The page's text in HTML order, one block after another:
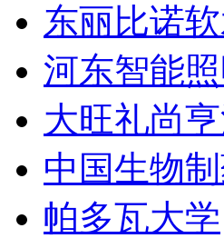
东丽比诺
河东智能照
大旺礼尚
中国生物
帕多瓦大学